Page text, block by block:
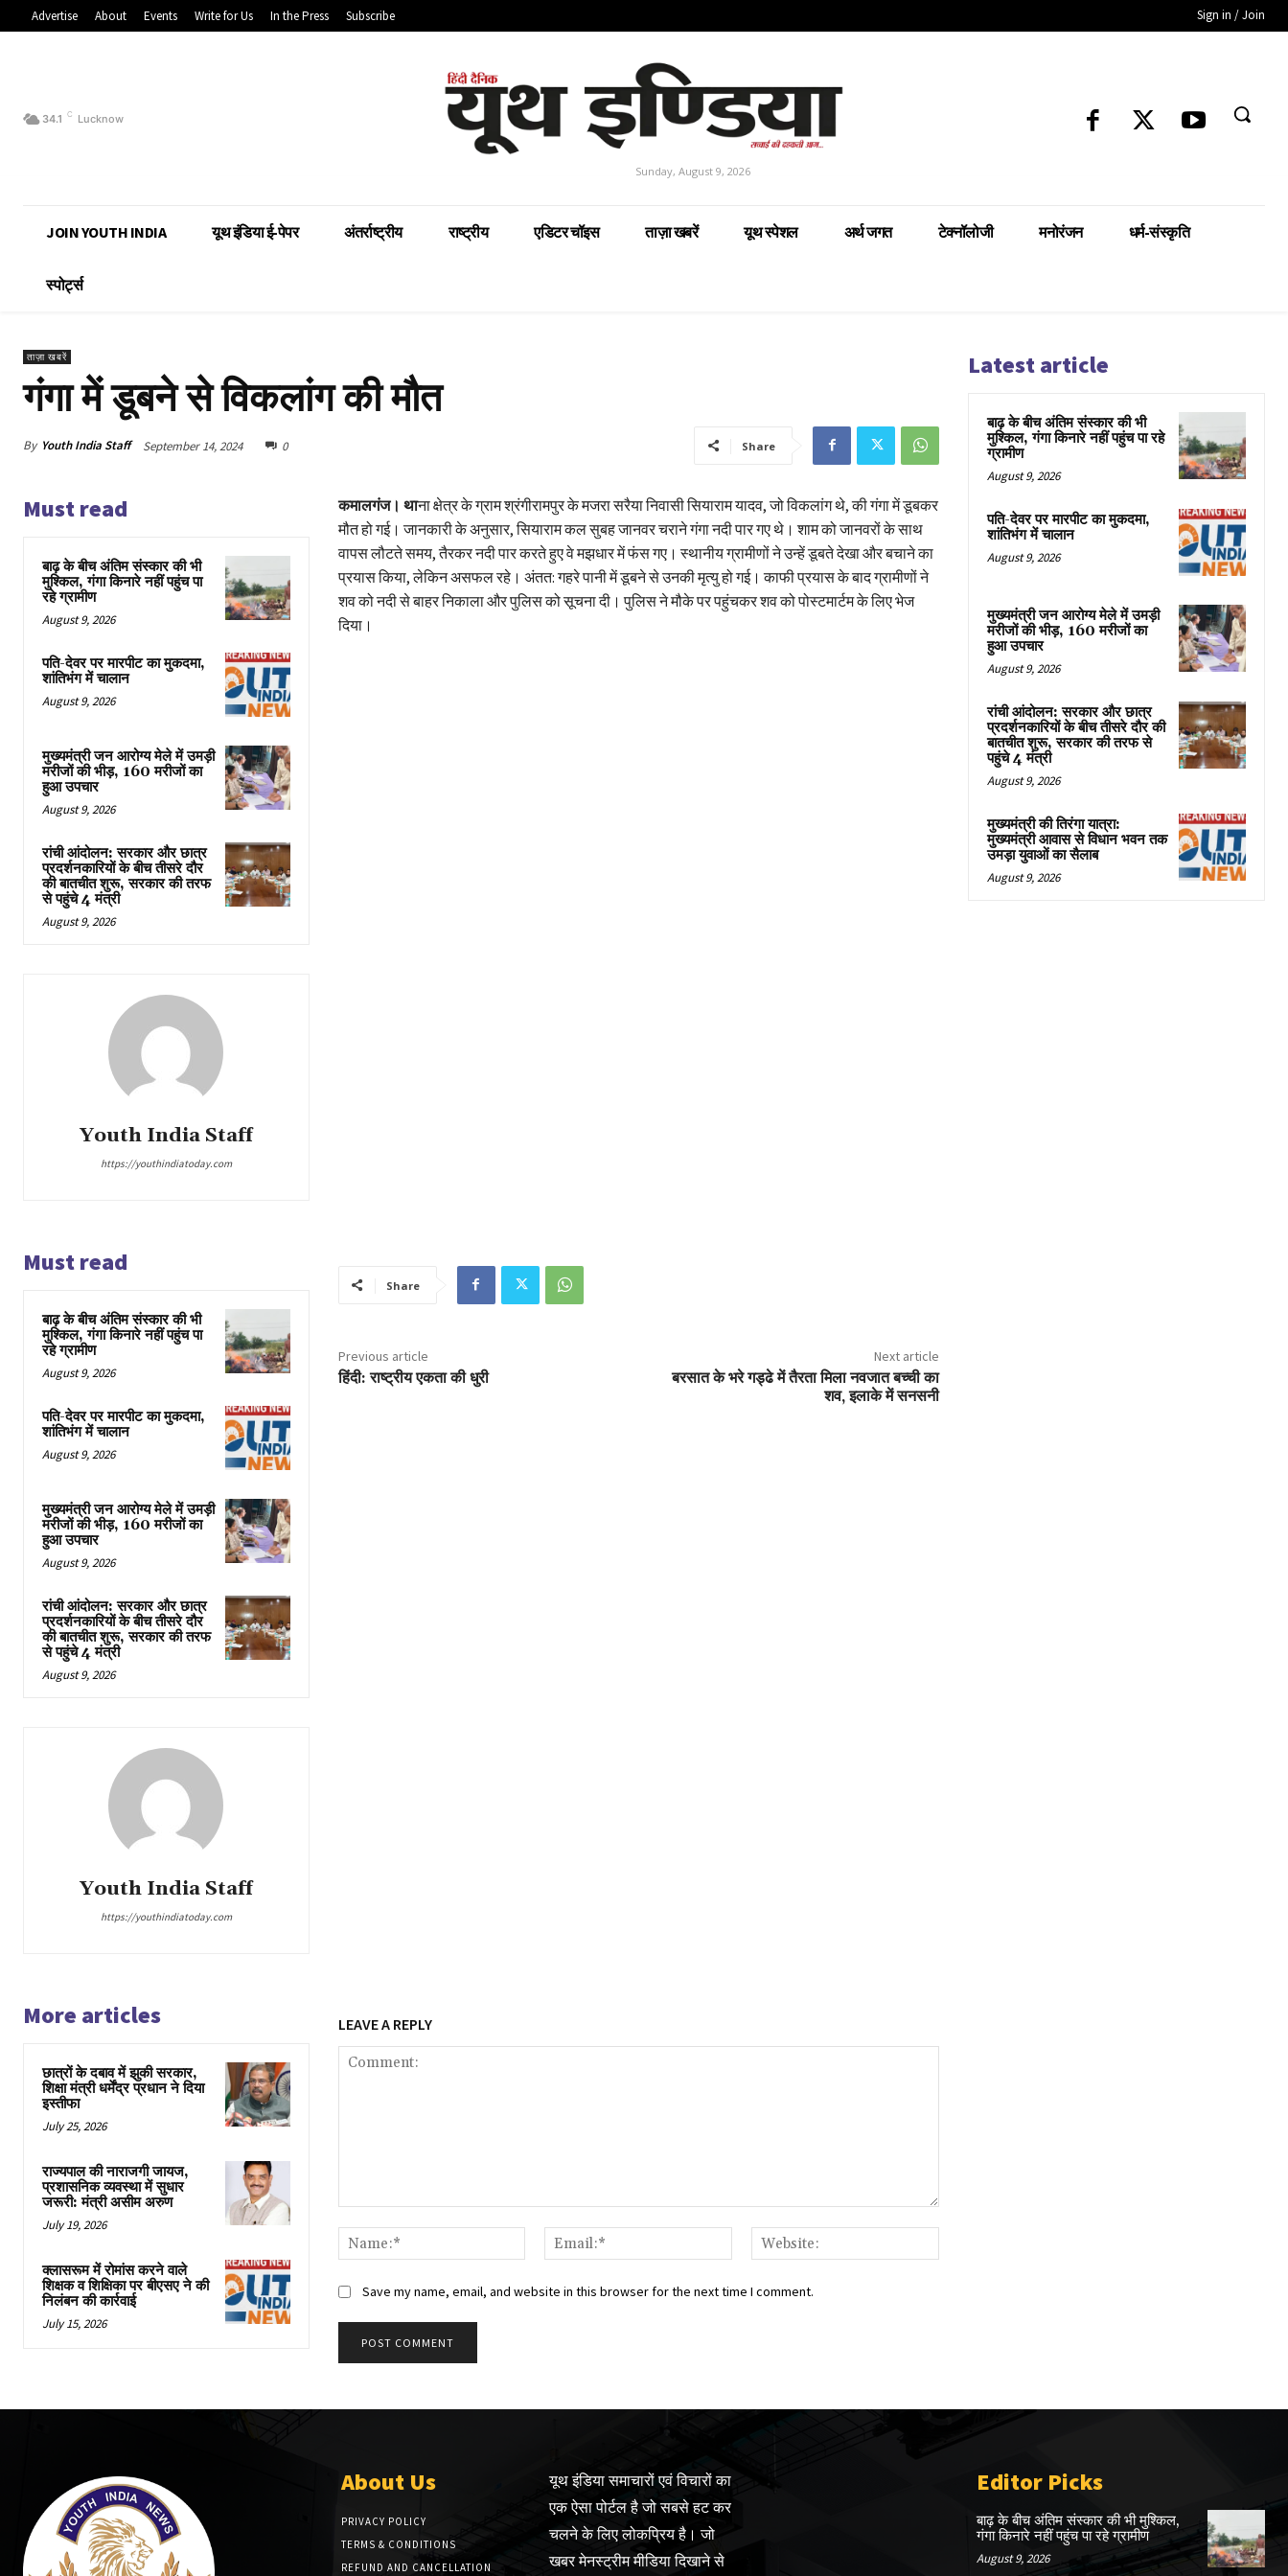
Advertise About Events Write for Us In the Press Subscribe Sign in / Join
34.1 C Lucknow
Sunday, August 9, 2026
JOIN YOUTH INDIA यूथ इंडिया ई-पेपर अंतर्राष्ट्रीय राष्ट्रीय एडिटर चॉइस ताज़ा खबरें यूथ स्पेशल अर्थ जगत टेक्नॉलोजी मनोरंजन धर्म-संस्कृति
स्पोर्ट्स
ताज़ा खबरें
गंगा में डूबने से विकलांग की मौत
By Youth India Staff September 14, 2024 0 Share
Must read
बाढ़ के बीच अंतिम संस्कार की भी
मुश्किल, गंगा किनारे नहीं पहुंच पा
रहे ग्रामीण
August 9, 2026
पति-देवर पर मारपीट का मुकदमा,
शांतिभंग में चालान
August 9, 2026
मुख्यमंत्री जन आरोग्य मेले में उमड़ी
मरीजों की भीड़, 160 मरीजों का
हुआ उपचार
August 9, 2026
रांची आंदोलन: सरकार और छात्र
प्रदर्शनकारियों के बीच तीसरे दौर
की बातचीत शुरू, सरकार की तरफ
से पहुंचे 4 मंत्री
August 9, 2026
Youth India Staff
https://youthindiatoday.com
कमालगंज। थाना क्षेत्र के ग्राम श्रंगीरामपुर के मजरा सरैया निवासी सियाराम यादव, जो विकलांग थे, की गंगा में डूबकर
मौत हो गई। जानकारी के अनुसार, सियाराम कल सुबह जानवर चराने गंगा नदी पार गए थे। शाम को जानवरों के साथ
वापस लौटते समय, तैरकर नदी पार करते हुए वे मझधार में फंस गए। स्थानीय ग्रामीणों ने उन्हें डूबते देखा और बचाने का
प्रयास किया, लेकिन असफल रहे। अंतत: गहरे पानी में डूबने से उनकी मृत्यु हो गई। काफी प्रयास के बाद ग्रामीणों ने
शव को नदी से बाहर निकाला और पुलिस को सूचना दी। पुलिस ने मौके पर पहुंचकर शव को पोस्टमार्टम के लिए भेज
दिया।
Must read
बाढ़ के बीच अंतिम संस्कार की भी
मुश्किल, गंगा किनारे नहीं पहुंच पा
रहे ग्रामीण
August 9, 2026
पति-देवर पर मारपीट का मुकदमा,
शांतिभंग में चालान
August 9, 2026
मुख्यमंत्री जन आरोग्य मेले में उमड़ी
मरीजों की भीड़, 160 मरीजों का
हुआ उपचार
August 9, 2026
रांची आंदोलन: सरकार और छात्र
प्रदर्शनकारियों के बीच तीसरे दौर
की बातचीत शुरू, सरकार की तरफ
से पहुंचे 4 मंत्री
August 9, 2026
Youth India Staff
https://youthindiatoday.com
Share
Previous article
हिंदी: राष्ट्रीय एकता की धुरी
Next article
बरसात के भरे गड्ढे में तैरता मिला नवजात बच्ची का
शव, इलाके में सनसनी
More articles
छात्रों के दबाव में झुकी सरकार,
शिक्षा मंत्री धर्मेंद्र प्रधान ने दिया
इस्तीफा
July 25, 2026
राज्यपाल की नाराजगी जायज,
प्रशासनिक व्यवस्था में सुधार
जरूरी: मंत्री असीम अरुण
July 19, 2026
क्लासरूम में रोमांस करने वाले
शिक्षक व शिक्षिका पर बीएसए ने की
निलंबन की कार्रवाई
July 15, 2026
LEAVE A REPLY
Name:*
Email:*
Save my name, email, and website in this browser for the next time I comment.
Latest article
बाढ़ के बीच अंतिम संस्कार की भी
मुश्किल, गंगा किनारे नहीं पहुंच पा रहे
ग्रामीण
August 9, 2026
पति-देवर पर मारपीट का मुकदमा,
शांतिभंग में चालान
August 9, 2026
मुख्यमंत्री जन आरोग्य मेले में उमड़ी
मरीजों की भीड़, 160 मरीजों का
हुआ उपचार
August 9, 2026
रांची आंदोलन: सरकार और छात्र
प्रदर्शनकारियों के बीच तीसरे दौर की
बातचीत शुरू, सरकार की तरफ से
पहुंचे 4 मंत्री
August 9, 2026
मुख्यमंत्री की तिरंगा यात्रा:
मुख्यमंत्री आवास से विधान भवन तक
उमड़ा युवाओं का सैलाब
August 9, 2026
About Us
PRIVACY POLICY
TERMS & CONDITIONS
REFUND AND CANCELLATION
यूथ इंडिया समाचारों एवं विचारों का
एक ऐसा पोर्टल है जो सबसे हट कर
चलने के लिए लोकप्रिय है। जो
खबर मेनस्ट्रीम मीडिया दिखाने से
Editor Picks
बाढ़ के बीच अंतिम संस्कार की भी मुश्किल,
गंगा किनारे नहीं पहुंच पा रहे ग्रामीण
August 9, 2026